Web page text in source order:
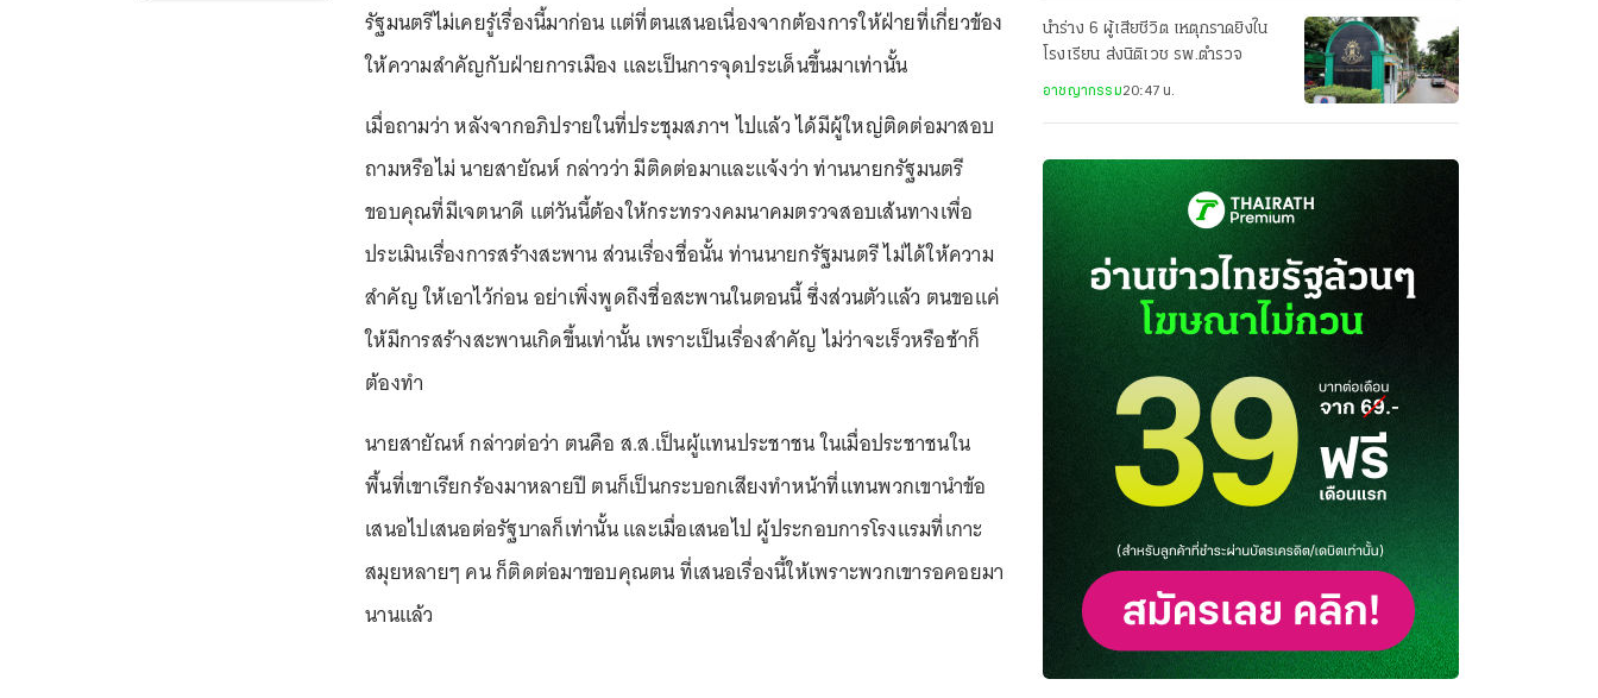
รัฐมนตรีไม่เคยรู้เรื่องนี้มาก่อน แต่ที่ตนเสนอเนื่องจากต้องการให้ฝ่ายที่เกี่ยวข้อง
ให้ความสำคัญกับฝ่ายการเมือง และเป็นการจุดประเด็นขึ้นมาเท่านั้น
เมื่อถามว่า หลังจากอภิปรายในที่ประชุมสภาฯ ไปแล้ว ได้มีผู้ใหญ่ติดต่อมาสอบ
ถามหรือไม่ นายสายัณห์ กล่าวว่า มีติดต่อมาและแจ้งว่า ท่านนายกรัฐมนตรี
ขอบคุณที่มีเจตนาดี แต่วันนี้ต้องให้กระทรวงคมนาคมตรวจสอบเส้นทางเพื่อ
ประเมินเรื่องการสร้างสะพาน ส่วนเรื่องชื่อนั้น ท่านนายกรัฐมนตรี ไม่ได้ให้ความ
สำคัญ ให้เอาไว้ก่อน อย่าเพิ่งพูดถึงชื่อสะพานในตอนนี้ ซึ่งส่วนตัวแล้ว ตนขอแค่
ให้มีการสร้างสะพานเกิดขึ้นเท่านั้น เพราะเป็นเรื่องสำคัญ ไม่ว่าจะเร็วหรือช้าก็
ต้องทำ
นายสายัณห์ กล่าวต่อว่า ตนคือ ส.ส.เป็นผู้แทนประชาชน ในเมื่อประชาชนใน
พื้นที่เขาเรียกร้องมาหลายปี ตนก็เป็นกระบอกเสียงทำหน้าที่แทนพวกเขานำข้อ
เสนอไปเสนอต่อรัฐบาลก็เท่านั้น และเมื่อเสนอไป ผู้ประกอบการโรงแรมที่เกาะ
สมุยหลายๆ คน ก็ติดต่อมาขอบคุณตน ที่เสนอเรื่องนี้ให้เพราะพวกเขารอคอยมา
นานแล้ว
นำร่าง 6 ผู้เสียชีวิต เหตุกราดยิงใน
โรงเรียน ส่งนิติเวช รพ.ตำรวจ
อาชญากรรม20:47 น.